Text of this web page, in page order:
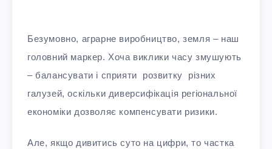
Безумовно, аграрне виробництво, земля – наш
головний маркер. Хоча виклики часу змушують
– балансувати і сприяти розвитку різних
галузей, оскільки диверсифікація регіональної
економіки дозволяє компенсувати ризики.
Але, якщо дивитись суто на цифри, то частка